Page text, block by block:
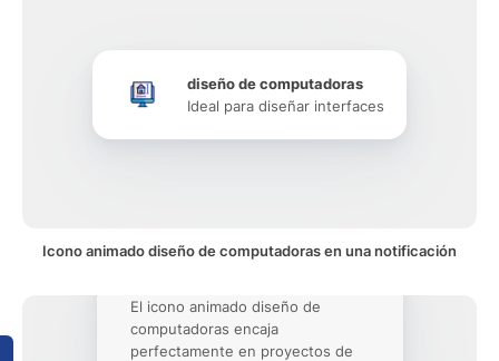
diseño de computadoras
Ideal para diseñar interfaces
Icono animado diseño de computadoras en una notificación
El icono animado diseño de
computadoras encaja
perfectamente en proyectos de